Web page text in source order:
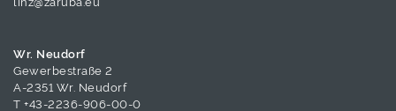
Wr. Neudorf
Gewerbestraße 2
A-2351 Wr. Neudorf
T +43-2236-906-00-0